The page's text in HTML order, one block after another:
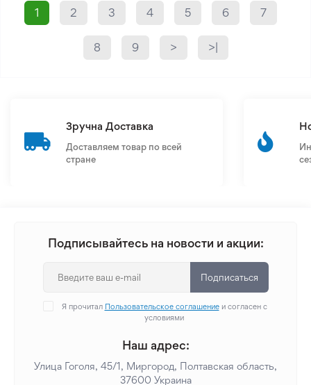
1 2 3 4 5 6 7
8 9 > >|
Зручна Доставка
Доставляем товар по всей
стране
Подписывайтесь на новости и акции:
Подписаться
Я прочитал Пользовательское соглашениеи согласен с
условиями
Наш адрес:
Улица Гоголя, 45/1, Миргород, Полтавская область,
37600 Украина